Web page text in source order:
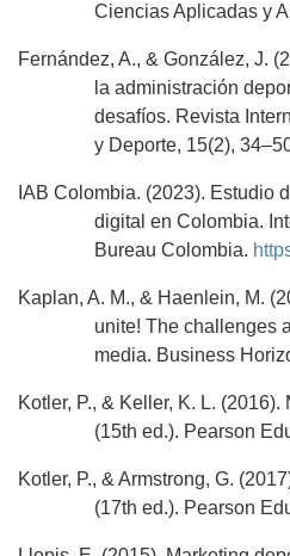
Ciencias Aplicadas y
Fernández, A., & González, J.
la administración
desafíos. Revista
y Deporte, 15(2),
IAB Colombia. (2023). Estudio
digital en Colombia.
Bureau Colombia.
Kaplan, A. M., & Haenlein, M.
unite! The challenges
media. Business
Kotler, P., & Keller, K. L.
(15th ed.). Pearson
Kotler, P., & Armstrong, G.
(17th ed.). Pearson